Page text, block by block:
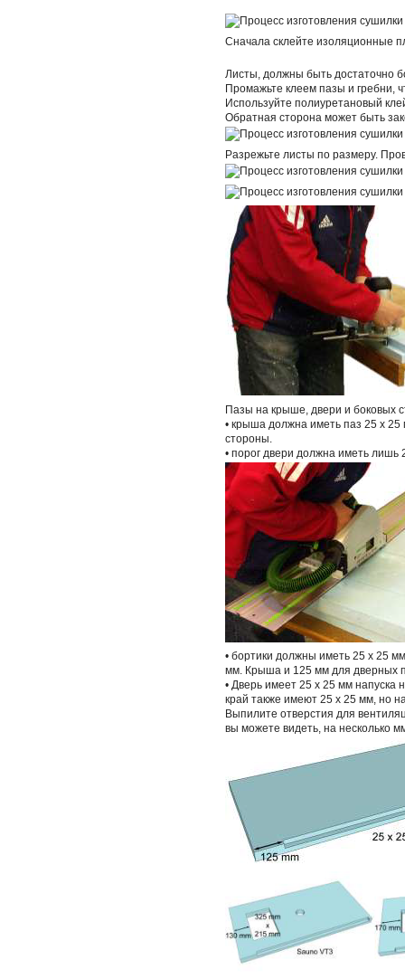
Сначала склейте изоляционные
Листы, должны быть достаточно
Промажьте клеем пазы и гребни,
Используйте полиуретановый
Обратная сторона может быть
Разрежьте листы по размеру.
Пазы на крыше, двери и боковых
• крыша должна иметь паз 25 х
стороны.
• порог двери должна иметь лишь
• бортики должны иметь 25 х 25
мм. Крыша и 125 мм для дверных
• Дверь имеет 25 х 25 мм напуска
край также имеют 25 х 25 мм, но
Выпилите отверстия для
вы можете видеть, на несколько